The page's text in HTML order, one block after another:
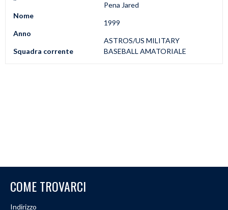
Nome
Pena Jared
Anno
1999
Squadra corrente
ASTROS/US MILITARY
BASEBALL AMATORIALE
COME TROVARCI
Indirizzo